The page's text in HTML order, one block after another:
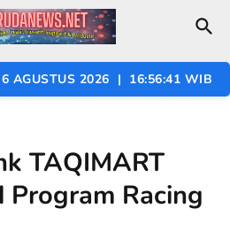
6 AGUSTUS 2026 | 16:56:43 WIB
TAQIMART
Program Racing